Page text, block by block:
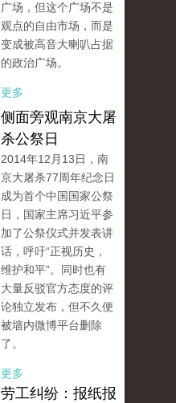
广场，但这个广场不是
观点的自由市场，而是
变成被高音大喇叭占据
的政治广场。
更多
侧面旁观南京大屠
杀公祭日
2014年12月13日，南
京大屠杀77周年纪念日
成为首个中国国家公祭
日，国家主席习近平参
加了公祭仪式并发表讲
话，呼吁“正视历史，
维护和平”。同时也有
大量反驳官方态度的评
论独立发布，但不久便
被墙内微博平台删除
了。
更多
劳工纠纷：报纸报